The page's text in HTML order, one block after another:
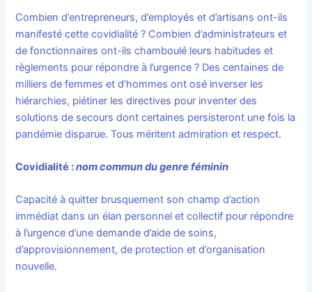
Combien d’entrepreneurs, d’employés et d’artisans ont-ils
manifesté cette covidialité ? Combien d’administrateurs et
de fonctionnaires ont-ils chamboulé leurs habitudes et
règlements pour répondre à l’urgence ? Des centaines de
milliers de femmes et d’hommes ont osé inverser les
hiérarchies, piétiner les directives pour inventer des
solutions de secours dont certaines persisteront une fois la
pandémie disparue. Tous méritent admiration et respect.
Covidialité :nom commun du genre féminin
Capacité à quitter brusquement son champ d’action
immédiat dans un élan personnel et collectif pour répondre
à l’urgence d’une demande d’aide de soins,
d’approvisionnement, de protection et d’organisation
nouvelle.